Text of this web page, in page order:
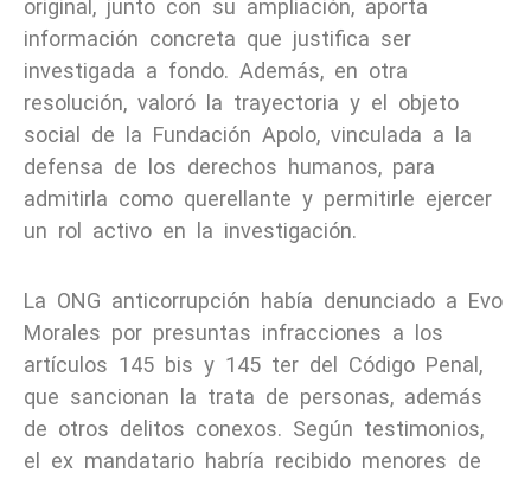
original, junto con su ampliación, aporta
información concreta que justifica ser
investigada a fondo. Además, en otra
resolución, valoró la trayectoria y el objeto
social de la Fundación Apolo, vinculada a la
defensa de los derechos humanos, para
admitirla como querellante y permitirle ejercer
un rol activo en la investigación.
La ONG anticorrupción había denunciado a Evo
Morales por presuntas infracciones a los
artículos 145 bis y 145 ter del Código Penal,
que sancionan la trata de personas, además
de otros delitos conexos. Según testimonios,
el ex mandatario habría recibido menores de